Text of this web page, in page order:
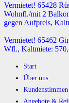
Vermietet! 65428
Wohnfl./mit 2
gegen Aufpreis,
Vermietet! 65462
Wfl., Kaltmiete:
Start
Über uns
Kundenstimmen
Angebote &